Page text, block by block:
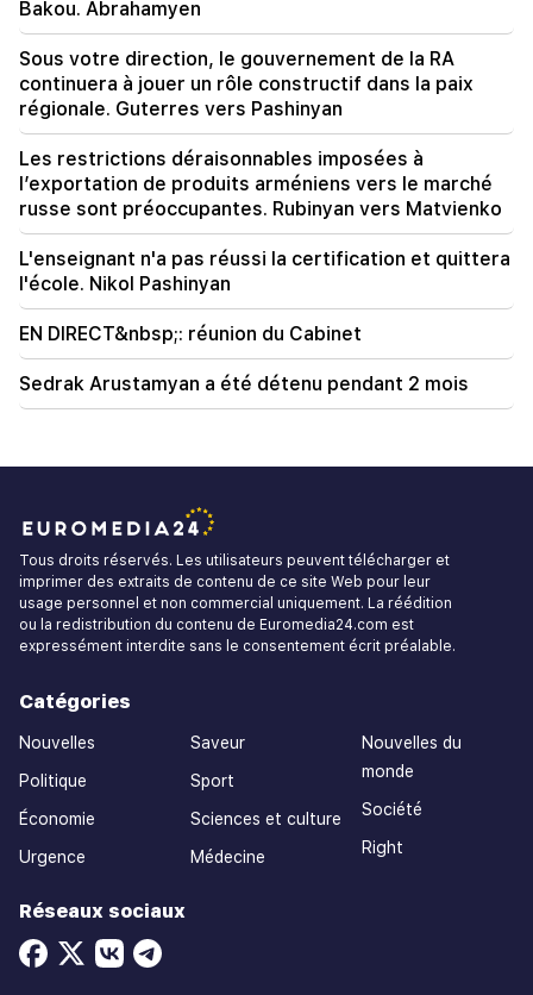
relations bilatérales. Mirzoyan, ministre chinois
des Affaires étrangères
Bakou. Abrahamyen
Sous votre direction, le gouvernement de la RA
continuera à jouer un rôle constructif dans la paix
régionale. Guterres vers Pashinyan
Les restrictions déraisonnables imposées à
l’exportation de produits arméniens vers le marché
russe sont préoccupantes. Rubinyan vers Matvienko
L'enseignant n'a pas réussi la certification et quittera
l'école. Nikol Pashinyan
EN DIRECT&nbsp;: réunion du Cabinet
Sedrak Arustamyan a été détenu pendant 2 mois
Tous droits réservés. Les utilisateurs peuvent télécharger et
imprimer des extraits de contenu de ce site Web pour leur
usage personnel et non commercial uniquement. La réédition
ou la redistribution du contenu de Euromedia24.com est
expressément interdite sans le consentement écrit préalable.
Catégories
Nouvelles
Politique
Économie
Urgence
Saveur
Sport
Sciences et culture
Médecine
Nouvelles du
monde
Société
Right
Réseaux sociaux